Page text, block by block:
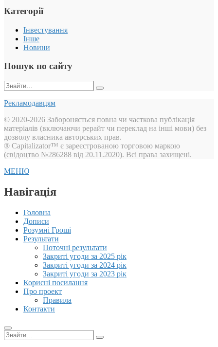
Категорії
Інвестування
Інше
Новини
Пошук по сайту
Пошук:
Рекламодавцям
© 2020-2026 Забороняється повна чи часткова публікація
матеріалів (включаючи рерайт чи переклад на інші мови) без
дозволу власника авторських прав.
® Capitalizator™ є зареєстрованою торговою маркою
(свідоцтво №286288 від 20.11.2020). Всі права захищені.
МЕНЮ
Навігація
Головна
Дописи
Розумні Гроші
Результати
Поточні результати
Закриті угоди за 2025 рік
Закриті угоди за 2024 рік
Закриті угоди за 2023 рік
Корисні посилання
Про проект
Правила
Контакти
Пошук: